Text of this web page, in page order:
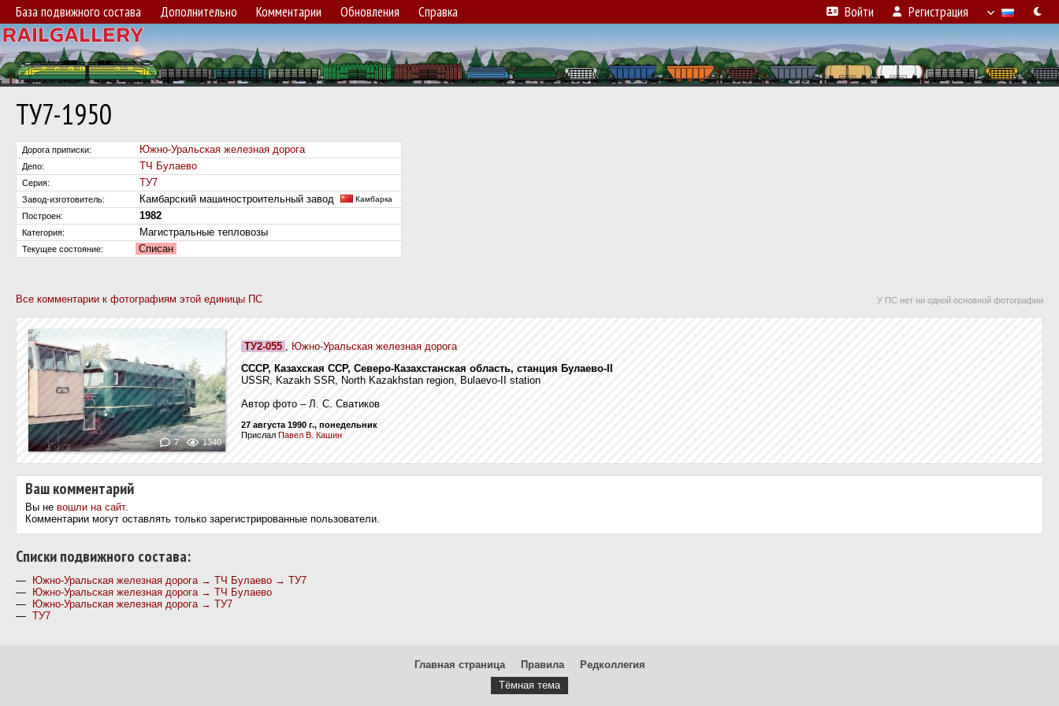
База подвижного состава Дополнительно Комментарии Обновления Справка Войти Регистрация
ТУ7-1950
Дорога приписки: Южно-Уральская железная дорога
Депо: ТЧ Булаево
Серия: ТУ7
Завод-изготовитель: Камбарский машиностроительный завод Камбарка
Построен: 1982
Категория: Магистральные тепловозы
Текущее состояние: Списан
Все комментарии к фотографиям этой единицы ПС У ПС нет ни одной основной фотографии
7 1340
ТУ2-055 , Южно-Уральская железная дорога
СССР, Казахская ССР, Северо-Казахстанская область, станция Булаево-II
USSR, Kazakh SSR, North Kazakhstan region, Bulaevo-II station
Автор фото – Л. С. Сватиков
27 августа 1990 г., понедельник
Прислал Павел В. Кашин
Ваш комментарий
Вы не вошли на сайт.
Комментарии могут оставлять только зарегистрированные пользователи.
Cписки подвижного состава:
—
Южно-Уральская железная дорога → ТЧ Булаево → ТУ7
—
Южно-Уральская железная дорога → ТЧ Булаево
—
Южно-Уральская железная дорога → ТУ7
— ТУ7
Главная страница Правила
Редколлегия
Тёмная тема